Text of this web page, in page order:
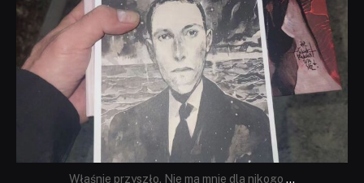
Właśnie przyszło. Nie ma mnie dla nikogo ...